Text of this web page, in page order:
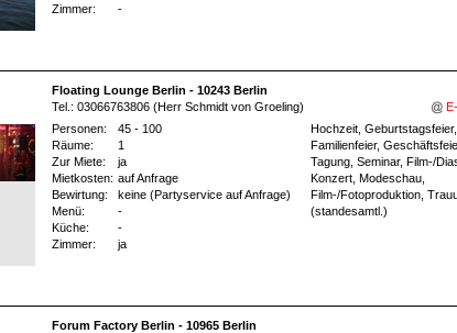
Zimmer:
-
Floating Lounge Berlin - 10243 Berlin
Tel.: 03066763806 (Herr Schmidt von Groeling)
Personen:
45 - 100
Räume:
1
Zur Miete:
ja
Mietkosten: auf Anfrage
Bewirtung:
keine (Partyservice auf Anfrage)
Menü:
-
Küche:
-
Zimmer:
ja
Hochzeit, Geburtstagsfeier,
Familienfeier,
Tagung, Seminar, Film-/
Konzert, Modeschau,
Film-/Fotoproduktion,
(standesamtl.)
Forum Factory Berlin - 10965 Berlin